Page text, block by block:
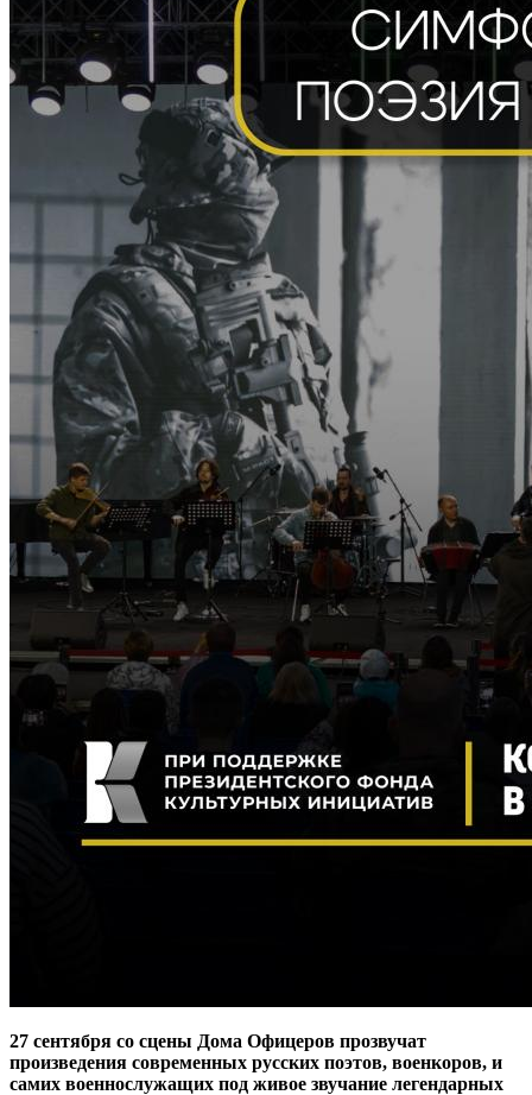
27 сентября со сцены Дома Офицеров прозвучат
произведения современных русских поэтов, военкоров, и
самих военнослужащих под живое звучание легендарных